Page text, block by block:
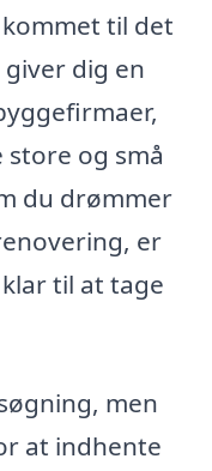
til det
dig en
og små
du drømmer
er
til at tage
men
at indhente